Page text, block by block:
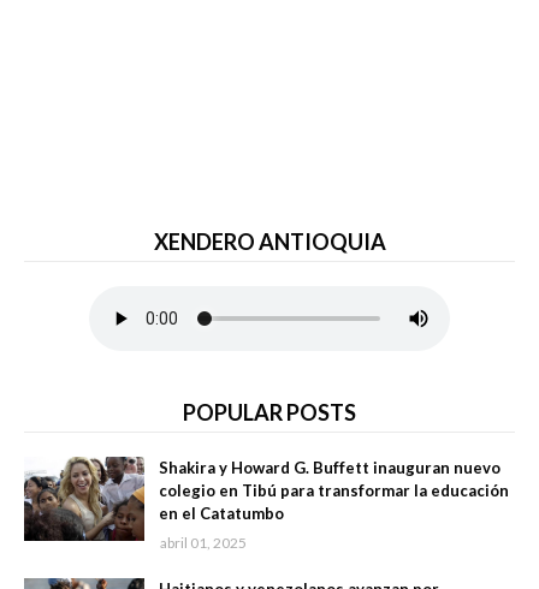
XENDERO ANTIOQUIA
POPULAR POSTS
Shakira y Howard G. Buffett inauguran nuevo
colegio en Tibú para transformar la educación
en el Catatumbo
abril 01, 2025